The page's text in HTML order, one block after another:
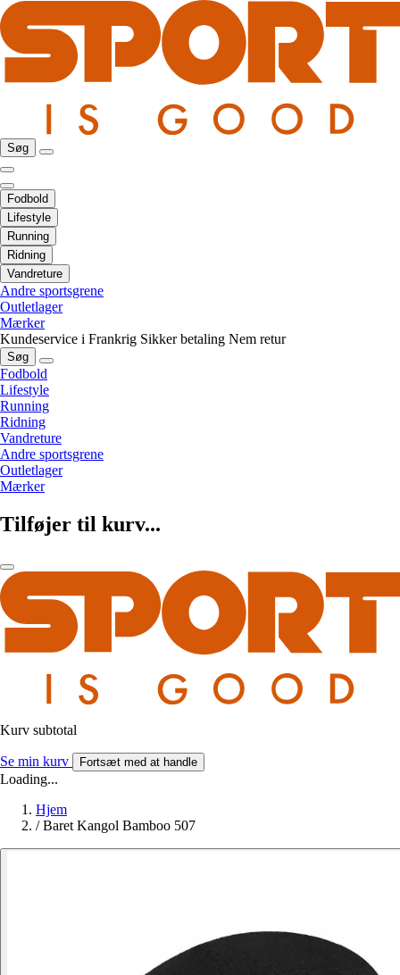
Søg
Fodbold
Lifestyle
Running
Ridning
Vandreture
Andre sportsgrene
Outletlager
Mærker
Kundeservice i Frankrig Sikker betaling Nem retur
Søg
Fodbold
Lifestyle
Running
Ridning
Vandreture
Andre sportsgrene
Outletlager
Mærker
Tilføjer til kurv...
Kurv subtotal
Se min kurv Fortsæt med at handle
Loading...
Hjem
/ Baret Kangol Bamboo 507